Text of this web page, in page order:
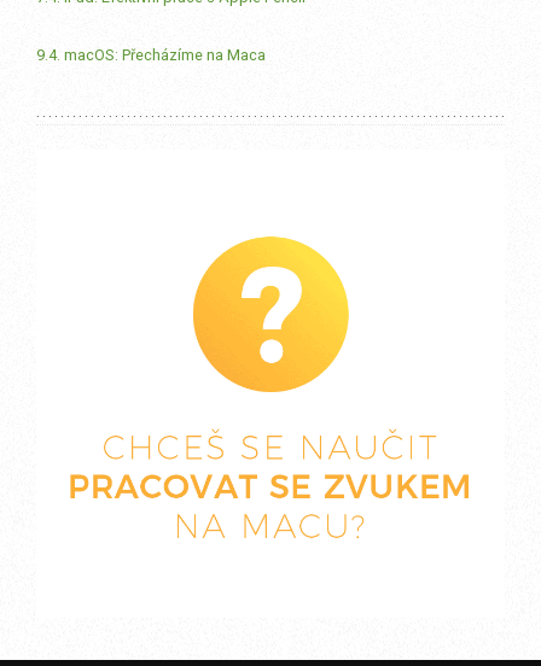
9.4. macOS: Přecházíme na Maca